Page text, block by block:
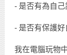
- 是否有為自
- 是否有保護好
我在電腦玩物